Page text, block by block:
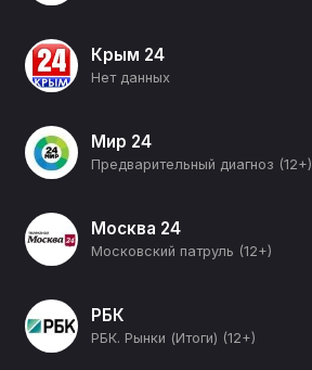
Крым 24
Нет данных
Мир 24
Предварительный диагноз (12+)
Москва 24
Московский патруль (12+)
РБК
РБК. Рынки (Итоги) (12+)